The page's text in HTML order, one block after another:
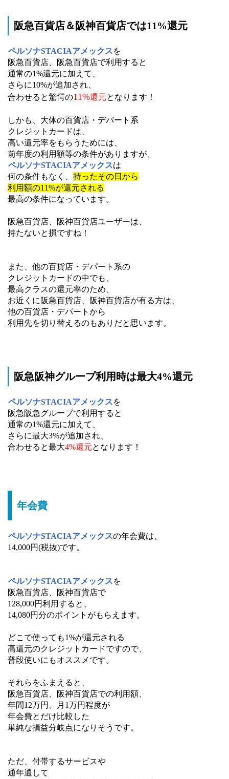
阪急百貨店＆阪神百貨店では11%還元
ペルソナSTACIAアメックスを
阪急百貨店、阪急百貨店で利用すると
通常の1%還元に加えて、
さらに10%が追加され、
合わせると驚愕の11%還元となります！
しかも、大体の百貨店・デパート系
クレジットカードは、
高い還元率をもらうためには、
前年度の利用額等の条件がありますが、
ペルソナSTACIAアメックスは
何の条件もなく、 持ったその日から
利用額の11%が還元される
最高の条件になっています。
阪急百貨店、阪神百貨店ユーザーは、
持たないと損ですね！
また、他の百貨店・デパート系の
クレジットカードの中でも、
最高クラスの還元率のため、
お近くに阪急百貨店、阪神百貨店が有る方は、
他の百貨店・デパートから
利用先を切り替えるのもありだと思います。
阪急阪神グループ利用時は最大4%還元
ペルソナSTACIAアメックスを
阪急阪急グループで利用すると
通常の1%還元に加えて、
さらに最大3%が追加され、
合わせると最大4%還元となります！
年会費
ペルソナSTACIAアメックスの年会費は、
14,000円(税抜)です。
ペルソナSTACIAアメックスを
阪急百貨店、阪神百貨店で
128,000円利用すると、
14,080円分のポイントがもらえます。
どこで使っても1%が還元される
高還元のクレジットカードですので、
普段使いにもオススメです。
それらをふまえると、
阪急百貨店、阪神百貨店での利用額、
年間12万円、月1万円程度が
年会費とだけ比較した
単純な損益分岐点になりそうです。
ただ、付帯するサービスや
通年通して